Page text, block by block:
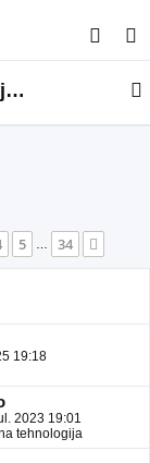
s
a
Neodgovorjeni prispevki
5 … 34
19:18
2023 19:01
tehnologija